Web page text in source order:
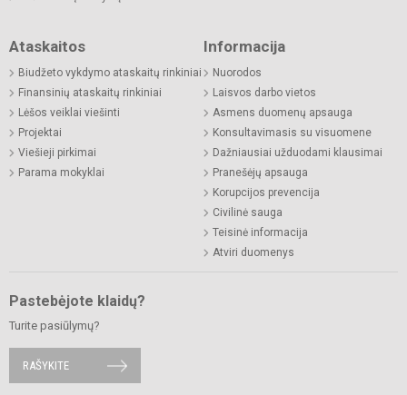
Ataskaitos
Biudžeto vykdymo ataskaitų rinkiniai
Finansinių ataskaitų rinkiniai
Lėšos veiklai viešinti
Projektai
Viešieji pirkimai
Parama mokyklai
Informacija
Nuorodos
Laisvos darbo vietos
Asmens duomenų apsauga
Konsultavimasis su visuomene
Dažniausiai užduodami klausimai
Pranešėjų apsauga
Korupcijos prevencija
Civilinė sauga
Teisinė informacija
Atviri duomenys
Pastebėjote klaidų?
Turite pasiūlymų?
RAŠYKITE